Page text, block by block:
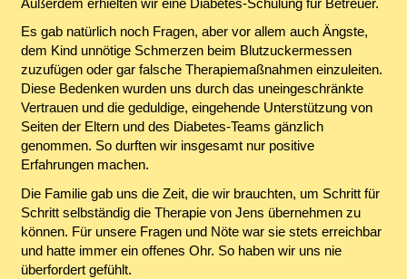
Es gab natürlich noch Fragen, aber vor allem auch Ängste,
dem Kind unnötige Schmerzen beim Blutzuckermessen
zuzufügen oder gar falsche Therapiemaßnahmen einzuleiten.
Diese Bedenken wurden uns durch das uneingeschränkte
Vertrauen und die geduldige, eingehende Unterstützung von
Seiten der Eltern und des Diabetes-Teams gänzlich
genommen. So durften wir insgesamt nur positive
Erfahrungen machen.
Die Familie gab uns die Zeit, die wir brauchten, um Schritt für
Schritt selbständig die Therapie von Jens übernehmen zu
können. Für unsere Fragen und Nöte war sie stets erreichbar
und hatte immer ein offenes Ohr. So haben wir uns nie
überfordert gefühlt.